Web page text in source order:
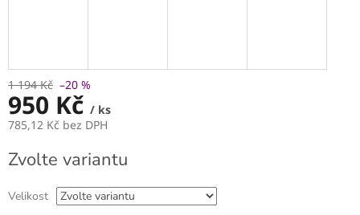
1 194 Kč –20 %
950 Kč / ks
785,12 Kč bez DPH
cena:
Zvolte variantu
Velikost